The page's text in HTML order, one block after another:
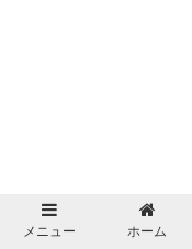
メニュー ホーム